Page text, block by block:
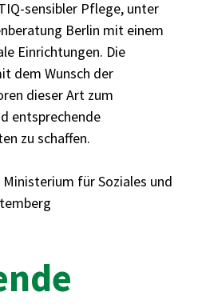
sensibler Pflege, unter
Berlin mit einem
Einrichtungen. Die
dem Wunsch der
dieser Art zum
entsprechende
zu schaffen.
für Soziales und